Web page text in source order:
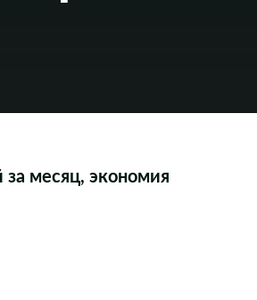
за месяц, экономия